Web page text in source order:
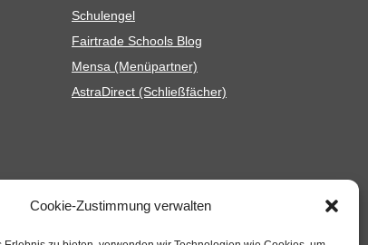
Cookie-Zustimmung verwalten
Schul­en­gel
Fair­trade Schools Blog
Mensa (Menü­part­ner)
Astra­Di­rect (Schließ­fä­cher)